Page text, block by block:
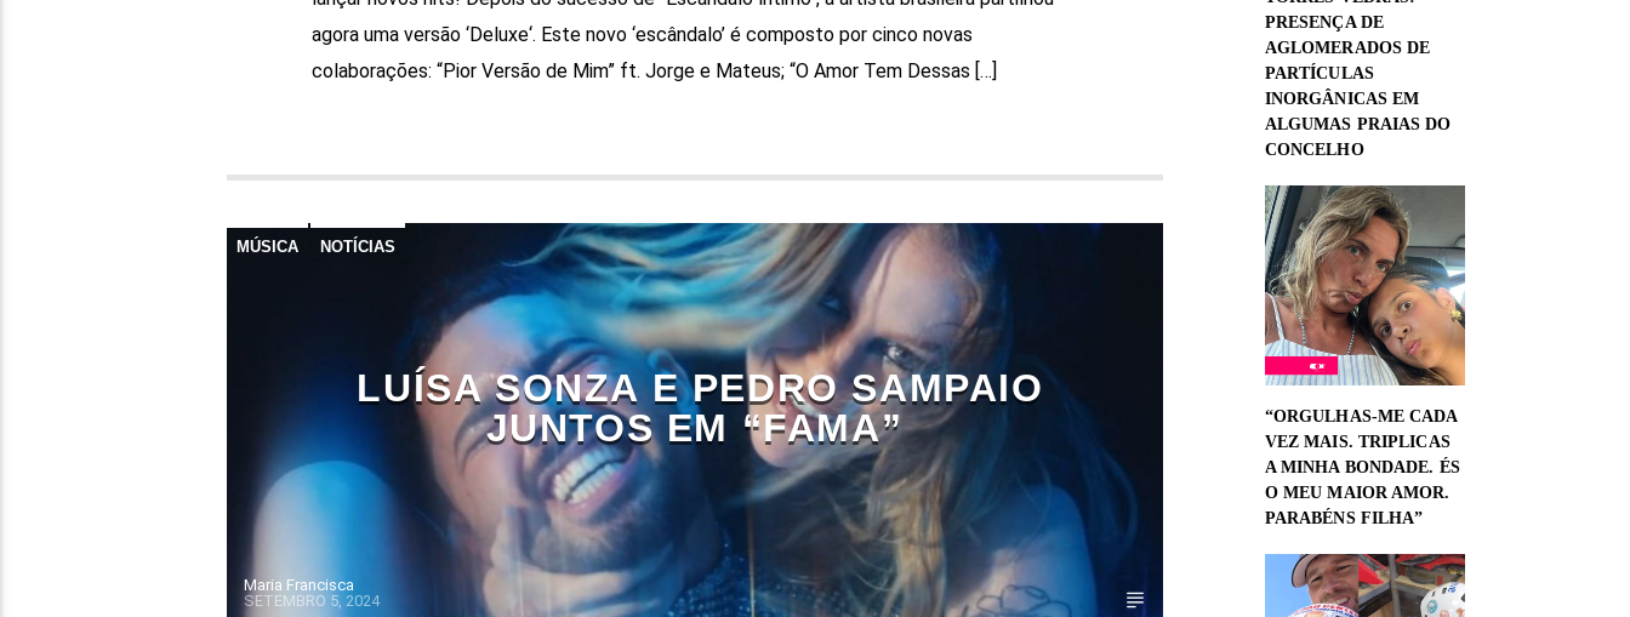
agora uma versão ‘Deluxe‘. Este novo ‘escândalo’ é composto por cinco novas
colaborações: “Pior Versão de Mim” ft. Jorge e Mateus; “O Amor Tem Dessas […]
MÚSICA NOTÍCIAS
LUÍSA SONZA E PEDRO SAMPAIO
JUNTOS EM “FAMA”
Maria Francisca
SETEMBRO 5, 2024
PRESENÇA DE
AGLOMERADOS DE
PARTÍCULAS
INORGÂNICAS EM
ALGUMAS PRAIAS DO
CONCELHO
“ORGULHAS-ME CADA
VEZ MAIS. TRIPLICAS
A MINHA BONDADE. ÉS
O MEU MAIOR AMOR.
PARABÉNS FILHA”